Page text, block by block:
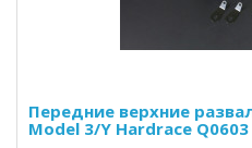
Передние верхние
Model 3/Y Hardrace Q0603